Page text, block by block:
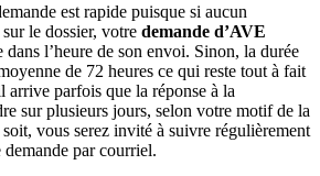
est rapide puisque si aucun
le dossier, votre demande d’AVE
dans l’heure de son envoi. Sinon, la durée
de 72 heures ce qui reste tout à fait
arrive parfois que la réponse à la
sur plusieurs jours, selon votre motif de la
vous serez invité à suivre régulièrement
par courriel.